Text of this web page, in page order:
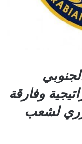
وفارقة
لشعب